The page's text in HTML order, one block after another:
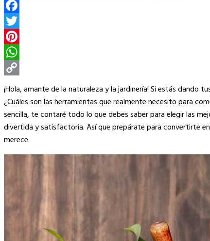
Facebook
Twitter
Pinterest
WhatsApp
Copy
Link
¡Hola, amante de la naturaleza y la jardinería! Si estás dando
¿Cuáles son las herramientas que realmente necesito para
sencilla, te contaré todo lo que debes saber para elegir las
divertida y satisfactoria. Así que prepárate para convertirte
merece.